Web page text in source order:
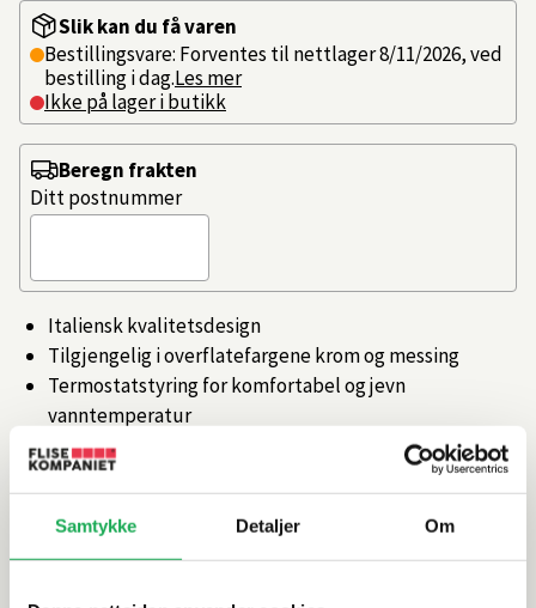
Samtykke Detaljer Om
Slik kan du få varen
Bestillingsvare: Forventes til nettlager 8/11/2026, ved
bestilling i dag.Les mer
Ikke på lager i butikk
Italiensk kvalitetsdesign
Tilgjengelig i overflatefargene krom og messing
Termostatstyring for komfortabel og jevn
vanntemperatur
Artikkelnr.101347899
Beregn frakten
Ditt postnummer
Produktinformasjon